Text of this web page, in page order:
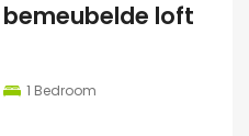
loft
1 Bedroom